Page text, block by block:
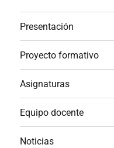
Presentación
Proyecto formativo
Asignaturas
Equipo docente
Noticias